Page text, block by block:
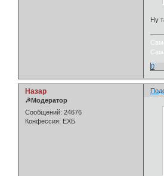
Ну
0
Назар
☭Модератор
Сообщений: 24676
Конфессия: ЕХБ